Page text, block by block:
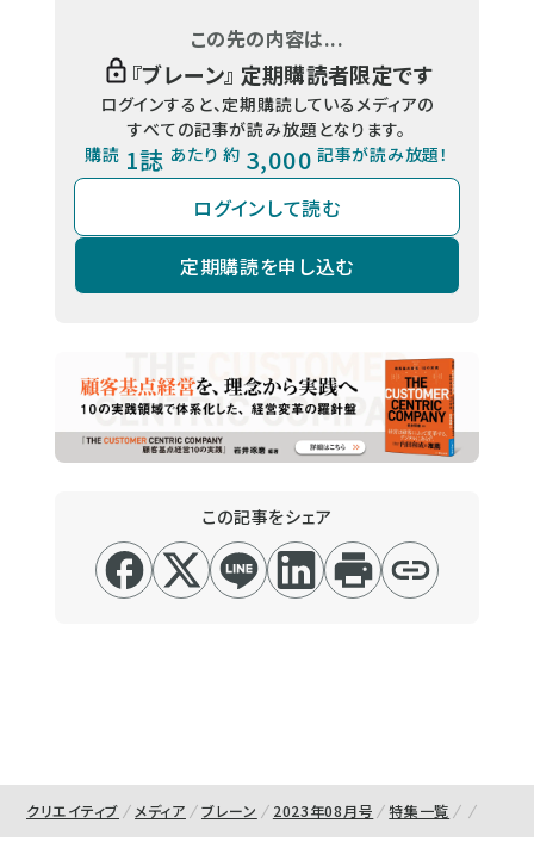
この先の内容は...
『ブレーン』 定期購読者限定です
ログインすると、定期購読しているメディアの
すべての記事が読み放題となります。
購読 1誌 あたり 約 3,000 記事が読み放題！
ログインして読む
定期購読を申し込む
この記事をシェア
クリエイティブ メディア ブレーン 2023年08月号 特集一覧